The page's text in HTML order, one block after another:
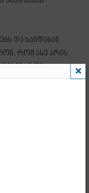
და ხანდახან
რომ ასე არის.
რომ
რომ